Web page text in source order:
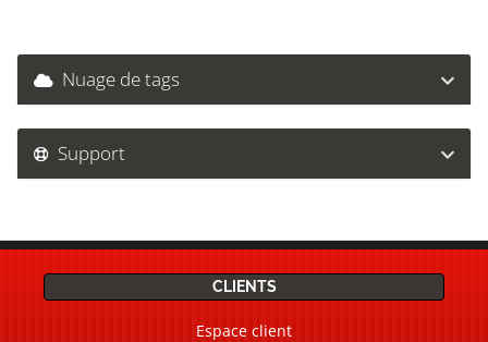
Nuage de tags
Support
CLIENTS
Espace client